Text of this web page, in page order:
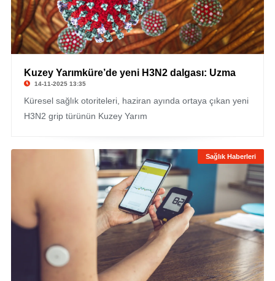
Kuzey Yarımküre’de yeni H3N2 dalgası: Uzma
14-11-2025 13:35
Küresel sağlık otoriteleri, haziran ayında ortaya çıkan yeni
H3N2 grip türünün Kuzey Yarım
Sağlık Haberleri